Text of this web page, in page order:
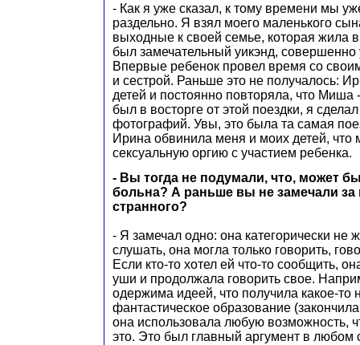
- Как я уже сказал, к тому времени мы
раздельно. Я взял моего маленького
выходные к своей семье, которая жила
был замечательный уикэнд, совершенно
Впервые ребенок провел время со
и сестрой. Раньше это не получалось:
детей и постоянно повторяла, что Миша
был в восторге от этой поездки, я
фотографий. Увы, это была та самая
Ирина обвинила меня и моих детей, что
сексуальную оргию с участием ребенка.
- Вы тогда не подумали, что, может
больна? А раньше вы не замечали за
странного?
- Я замечал одно: она категорически не
слушать, она могла только говорить,
Если кто-то хотел ей что-то сообщить,
уши и продолжала говорить свое.
одержима идеей, что получила какое-то
фантастическое образование
она использовала любую возможность,
это. Это был главный аргумент в любом